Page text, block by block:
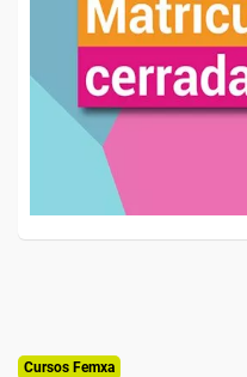
Cursos Femxa